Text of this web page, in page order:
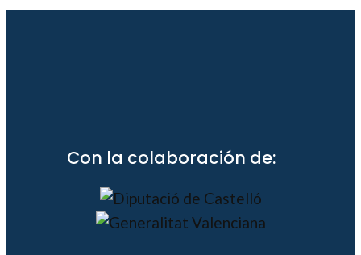
Con la colaboración de: